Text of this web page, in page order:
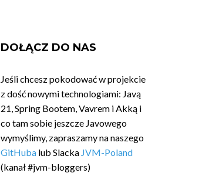
DOŁĄCZ DO NAS
Jeśli chcesz pokodować w projekcie
z dość nowymi technologiami: Javą
21, Spring Bootem, Vavrem i Akką i
co tam sobie jeszcze Javowego
wymyślimy, zapraszamy na naszego
GitHuba lub Slacka JVM-Poland
(kanał #jvm-bloggers)